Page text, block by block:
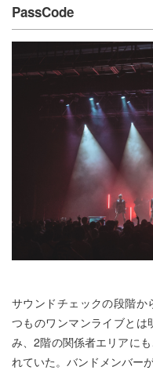
PassCode
サウンドチェックの段階
つものワンマンライブとは
み、2階の関係者エリアに
れていた。バンドメンバー